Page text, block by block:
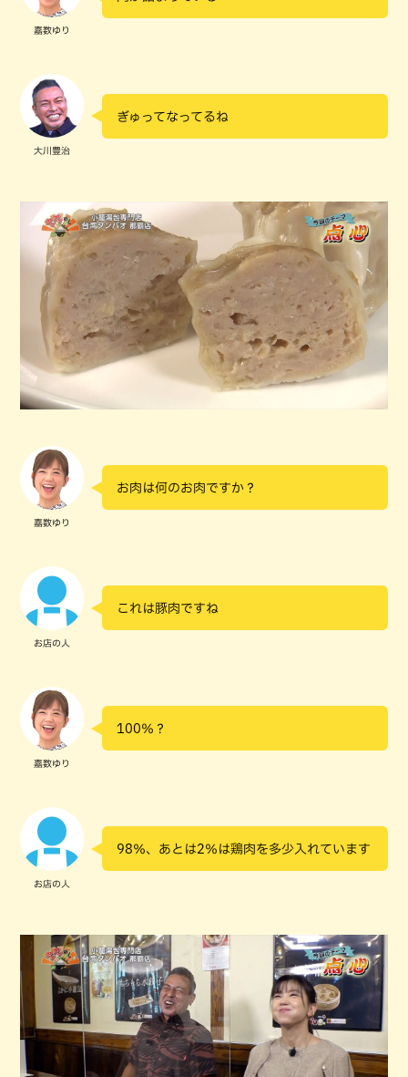
嘉数ゆり
大川豊治
ぎゅってなってるね
嘉数ゆり
お肉は何のお肉ですか？
お店の人
これは豚肉ですね
嘉数ゆり
100％？
お店の人
98％、あとは2％は鶏肉を多少入れています